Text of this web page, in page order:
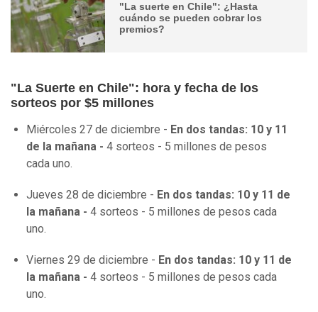
"La suerte en Chile": ¿Hasta
cuándo se pueden cobrar los
premios?
"La Suerte en Chile": hora y fecha de los
sorteos por $5 millones
Miércoles 27 de diciembre - En dos tandas: 10 y 11
de la mañana - 4 sorteos - 5 millones de pesos
cada uno.
Jueves 28 de diciembre - En dos tandas: 10 y 11 de
la mañana - 4 sorteos - 5 millones de pesos cada
uno.
Viernes 29 de diciembre - En dos tandas: 10 y 11 de
la mañana - 4 sorteos - 5 millones de pesos cada
uno.